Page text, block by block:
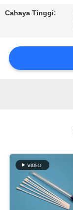
SITEMAP
PRIVACY
POLICY
Cahaya Tinggi: